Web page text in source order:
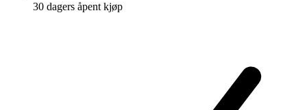
30 dagers åpent kjøp